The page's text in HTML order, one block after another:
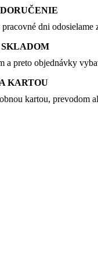
dni odosielame
a preto objednávky
KARTOU
kartou, prevodom